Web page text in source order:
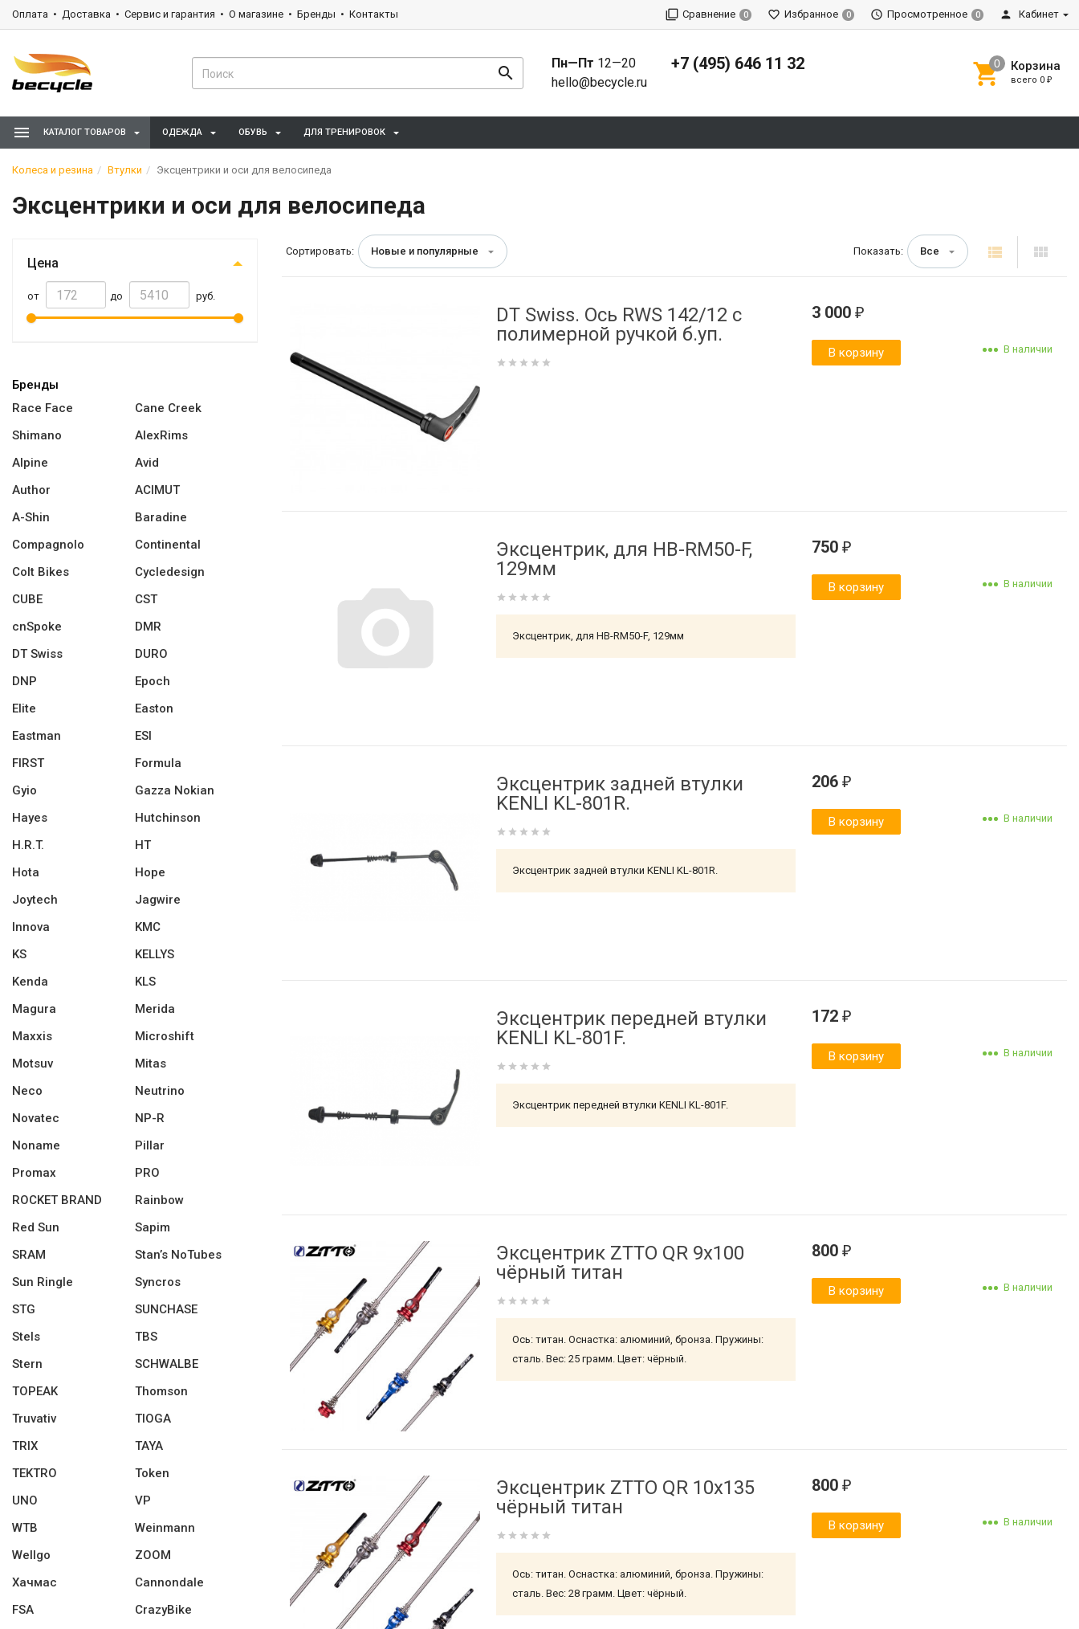
Оплата Доставка Сервис и гарантия О магазине Бренды Контакты Сравнение 0 Избранное 0 Просмотренное 0 Кабинет
Пн—Пт 12—20
hello@becycle.ru
+7 (495) 646 11 32 Корзина
всего 0 ₽
КАТАЛОГ ТОВАРОВ ОДЕЖДА ОБУВЬ ДЛЯ ТРЕНИРОВОК
Колеса и резина Втулки Эксцентрики и оси для велосипеда
Эксцентрики и оси для велосипеда
Цена
от до руб.
Бренды
Race Face
Cane Creek
Shimano
AlexRims
Alpine
Avid
Author
ACIMUT
A-Shin
Baradine
Compagnolo
Continental
Colt Bikes
Cycledesign
CUBE
CST
cnSpoke
DMR
DT Swiss
DURO
DNP
Epoch
Elite
Easton
Eastman
ESI
FIRST
Formula
Gyio
Gazza Nokian
Hayes
Hutchinson
H.R.T.
HT
Hota
Hope
Joytech
Jagwire
Innova
KMC
KS
KELLYS
Kenda
KLS
Magura
Merida
Maxxis
Microshift
Motsuv
Mitas
Neco
Neutrino
Novatec
NP-R
Noname
Pillar
Promax
PRO
ROCKET BRAND
Rainbow
Red Sun
Sapim
SRAM
Stan’s NoTubes
Sun Ringle
Syncros
STG
SUNCHASE
Stels
TBS
Stern
SCHWALBE
TOPEAK
Thomson
Truvativ
TIOGA
TRIX
TAYA
TEKTRO
Token
UNO
VP
WTB
Weinmann
Wellgo
ZOOM
Хачмас
Cannondale
FSA
CrazyBike
Сортировать: Новые и популярные Показать: Все
DT Swiss. Ось RWS 142/12 с
полимерной ручкой б.уп.
3 000 ₽
В наличии
В корзину
Эксцентрик, для HB-RM50-F,
129мм
Эксцентрик, для HB-RM50-F, 129мм
750 ₽
В наличии
В корзину
Эксцентрик задней втулки
KENLI KL-801R.
Эксцентрик задней втулки KENLI KL-801R.
206 ₽
В наличии
В корзину
Эксцентрик передней втулки
KENLI KL-801F.
Эксцентрик передней втулки KENLI KL-801F.
172 ₽
В наличии
В корзину
Эксцентрик ZTTO QR 9x100
чёрный титан
Ось: титан. Оснастка: алюминий, бронза. Пружины:
сталь. Вес: 25 грамм. Цвет: чёрный.
800 ₽
В наличии
В корзину
Эксцентрик ZTTO QR 10x135
чёрный титан
Ось: титан. Оснастка: алюминий, бронза. Пружины:
сталь. Вес: 28 грамм. Цвет: чёрный.
800 ₽
В наличии
В корзину